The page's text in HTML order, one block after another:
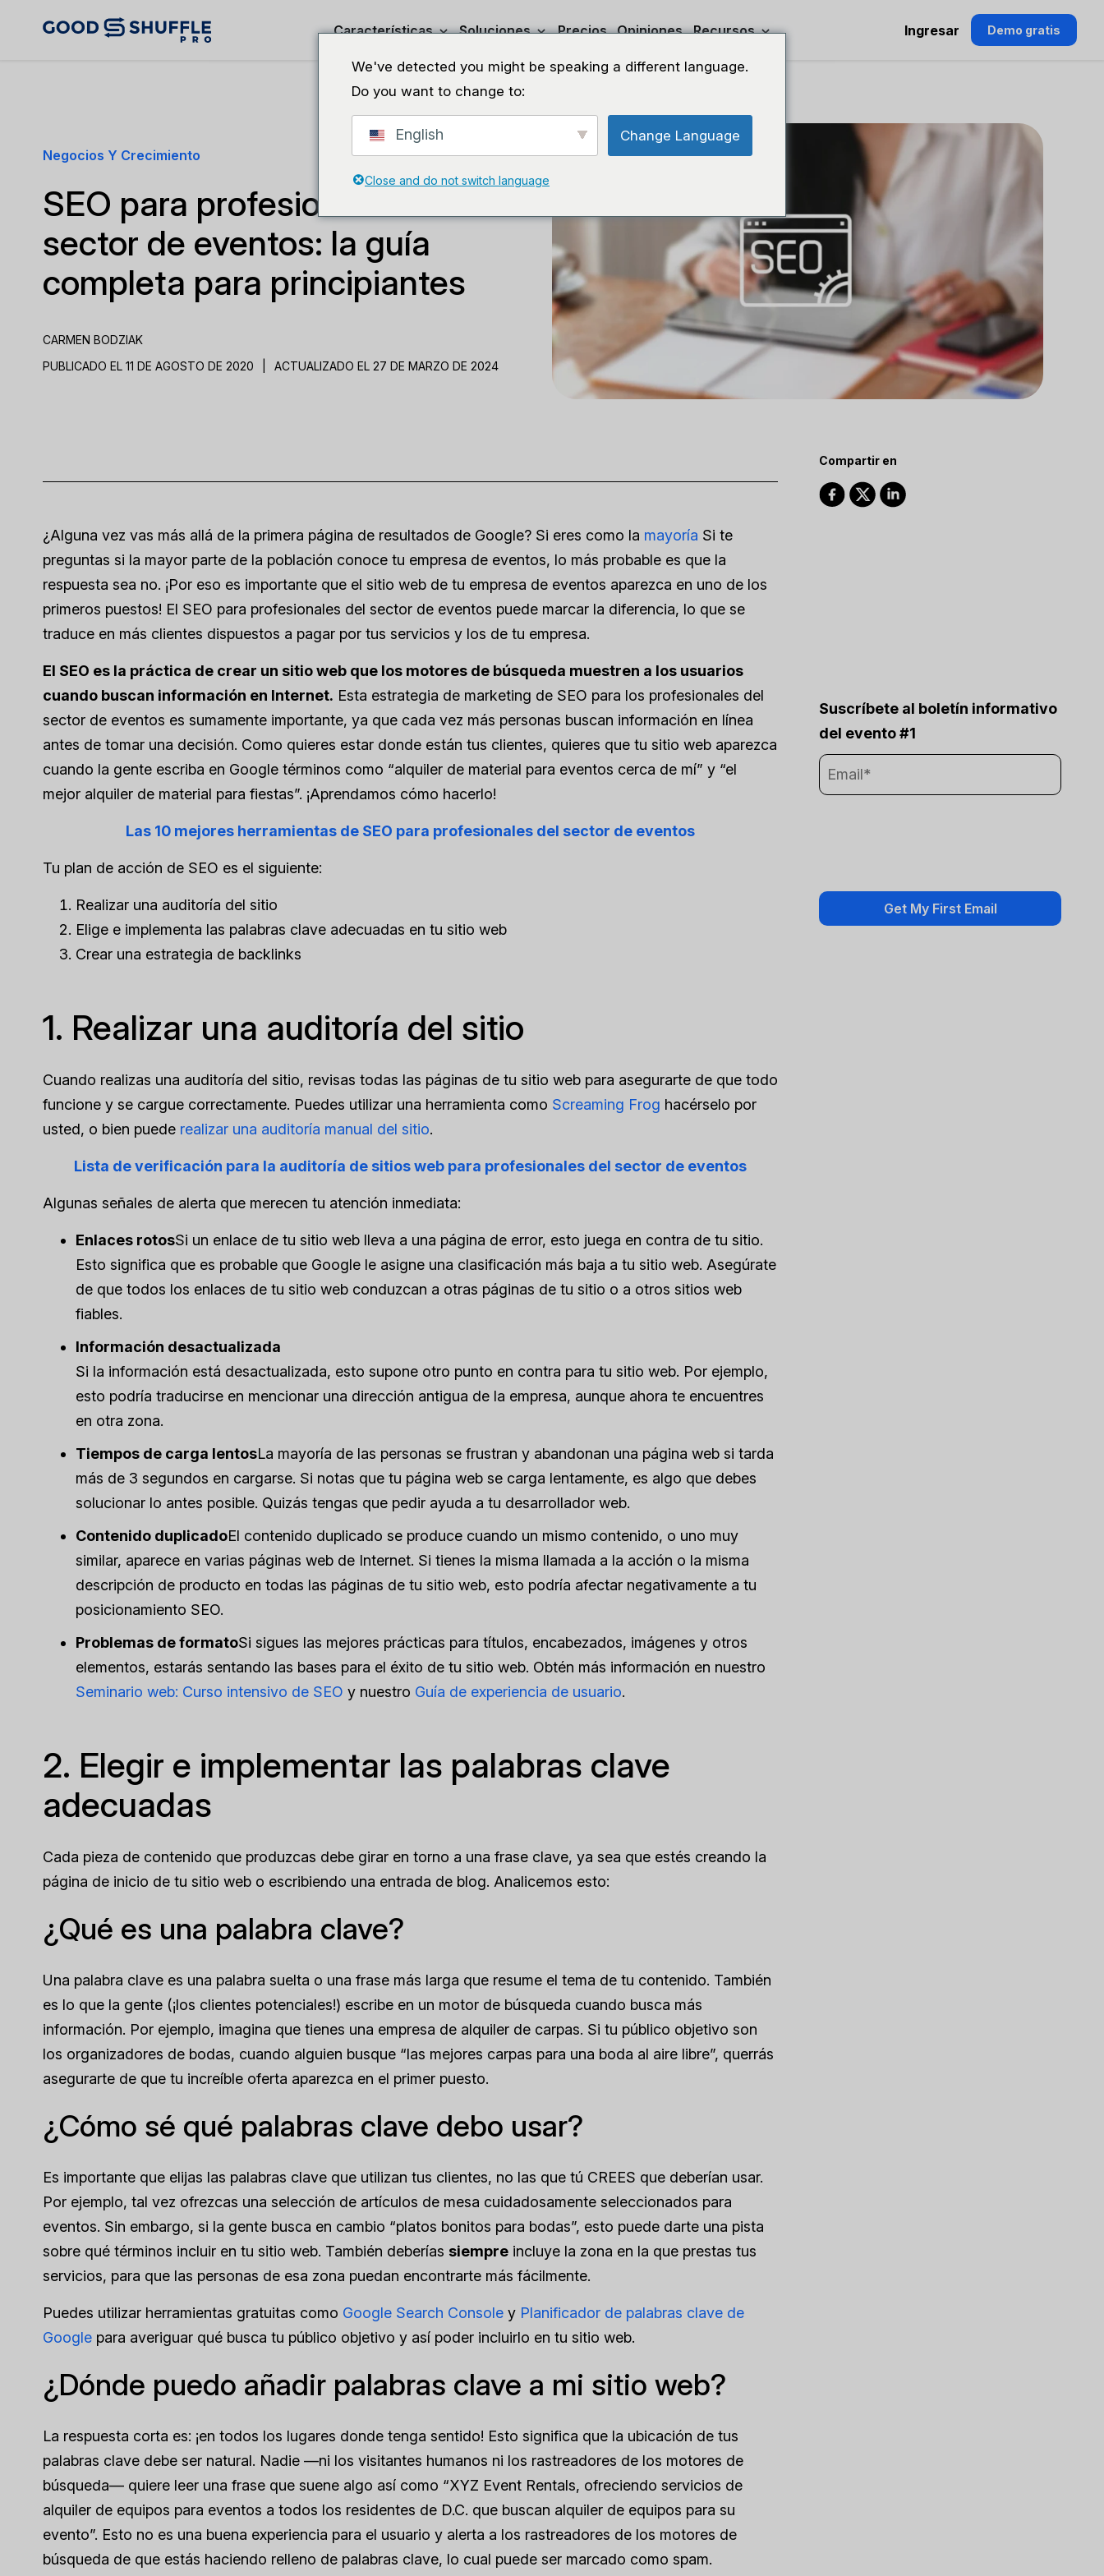
Características Soluciones Precios Opiniones Recursos Ingresar Demo gratis
Negocios Y Crecimiento
SEO para profesionales del
sector de eventos: la guía
completa para principiantes
CARMEN BODZIAK
PUBLICADO EL 11 DE AGOSTO DE 2020
ACTUALIZADO EL 27 DE MARZO DE 2024
¿Alguna vez vas más allá de la primera página de resultados de Google? Si eres como la mayoría Si te
preguntas si la mayor parte de la población conoce tu empresa de eventos, lo más probable es que la
respuesta sea no. ¡Por eso es importante que el sitio web de tu empresa de eventos aparezca en uno de los
primeros puestos! El SEO para profesionales del sector de eventos puede marcar la diferencia, lo que se
traduce en más clientes dispuestos a pagar por tus servicios y los de tu empresa.
El SEO es la práctica de crear un sitio web que los motores de búsqueda muestren a los usuarios
cuando buscan información en Internet. Esta estrategia de marketing de SEO para los profesionales del
sector de eventos es sumamente importante, ya que cada vez más personas buscan información en línea
antes de tomar una decisión. Como quieres estar donde están tus clientes, quieres que tu sitio web aparezca
cuando la gente escriba en Google términos como “alquiler de material para eventos cerca de mí” y “el
mejor alquiler de material para fiestas”. ¡Aprendamos cómo hacerlo!
Las 10 mejores herramientas de SEO para profesionales del sector de eventos
Tu plan de acción de SEO es el siguiente:
Realizar una auditoría del sitio
Elige e implementa las palabras clave adecuadas en tu sitio web
Crear una estrategia de backlinks
1. Realizar una auditoría del sitio
Cuando realizas una auditoría del sitio, revisas todas las páginas de tu sitio web para asegurarte de que todo
funcione y se cargue correctamente. Puedes utilizar una herramienta como Screaming Frog hacérselo por
usted, o bien puede realizar una auditoría manual del sitio.
Lista de verificación para la auditoría de sitios web para profesionales del sector de eventos
Algunas señales de alerta que merecen tu atención inmediata:
Enlaces rotosSi un enlace de tu sitio web lleva a una página de error, esto juega en contra de tu sitio.
Esto significa que es probable que Google le asigne una clasificación más baja a tu sitio web. Asegúrate
de que todos los enlaces de tu sitio web conduzcan a otras páginas de tu sitio o a otros sitios web
fiables.
Información desactualizada
Si la información está desactualizada, esto supone otro punto en contra para tu sitio web. Por ejemplo,
esto podría traducirse en mencionar una dirección antigua de la empresa, aunque ahora te encuentres
en otra zona.
Tiempos de carga lentosLa mayoría de las personas se frustran y abandonan una página web si tarda
más de 3 segundos en cargarse. Si notas que tu página web se carga lentamente, es algo que debes
solucionar lo antes posible. Quizás tengas que pedir ayuda a tu desarrollador web.
Contenido duplicadoEl contenido duplicado se produce cuando un mismo contenido, o uno muy
similar, aparece en varias páginas web de Internet. Si tienes la misma llamada a la acción o la misma
descripción de producto en todas las páginas de tu sitio web, esto podría afectar negativamente a tu
posicionamiento SEO.
Problemas de formatoSi sigues las mejores prácticas para títulos, encabezados, imágenes y otros
elementos, estarás sentando las bases para el éxito de tu sitio web. Obtén más información en nuestro
Seminario web: Curso intensivo de SEO y nuestro Guía de experiencia de usuario.
2. Elegir e implementar las palabras clave
adecuadas
Cada pieza de contenido que produzcas debe girar en torno a una frase clave, ya sea que estés creando la
página de inicio de tu sitio web o escribiendo una entrada de blog. Analicemos esto:
¿Qué es una palabra clave?
Una palabra clave es una palabra suelta o una frase más larga que resume el tema de tu contenido. También
es lo que la gente (¡los clientes potenciales!) escribe en un motor de búsqueda cuando busca más
información. Por ejemplo, imagina que tienes una empresa de alquiler de carpas. Si tu público objetivo son
los organizadores de bodas, cuando alguien busque “las mejores carpas para una boda al aire libre”, querrás
asegurarte de que tu increíble oferta aparezca en el primer puesto.
¿Cómo sé qué palabras clave debo usar?
Es importante que elijas las palabras clave que utilizan tus clientes, no las que tú CREES que deberían usar.
Por ejemplo, tal vez ofrezcas una selección de artículos de mesa cuidadosamente seleccionados para
eventos. Sin embargo, si la gente busca en cambio “platos bonitos para bodas”, esto puede darte una pista
sobre qué términos incluir en tu sitio web. También deberías siempre incluye la zona en la que prestas tus
servicios, para que las personas de esa zona puedan encontrarte más fácilmente.
Puedes utilizar herramientas gratuitas como Google Search Console y Planificador de palabras clave de
Google para averiguar qué busca tu público objetivo y así poder incluirlo en tu sitio web.
¿Dónde puedo añadir palabras clave a mi sitio web?
La respuesta corta es: ¡en todos los lugares donde tenga sentido! Esto significa que la ubicación de tus
palabras clave debe ser natural. Nadie —ni los visitantes humanos ni los rastreadores de los motores de
búsqueda— quiere leer una frase que suene algo así como “XYZ Event Rentals, ofreciendo servicios de
alquiler de equipos para eventos a todos los residentes de D.C. que buscan alquiler de equipos para su
evento”. Esto no es una buena experiencia para el usuario y alerta a los rastreadores de los motores de
búsqueda de que estás haciendo relleno de palabras clave, lo cual puede ser marcado como spam.
Compartir en
Suscríbete al boletín informativo
del evento #1
We've detected you might be speaking a different language.
Do you want to change to:
English Change Language
Close and do not switch language